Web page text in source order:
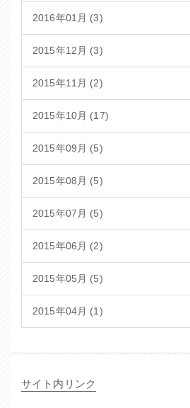
2016年01月 (3)
2015年12月 (3)
2015年11月 (2)
2015年10月 (17)
2015年09月 (5)
2015年08月 (5)
2015年07月 (5)
2015年06月 (2)
2015年05月 (5)
2015年04月 (1)
サイト内 リンク